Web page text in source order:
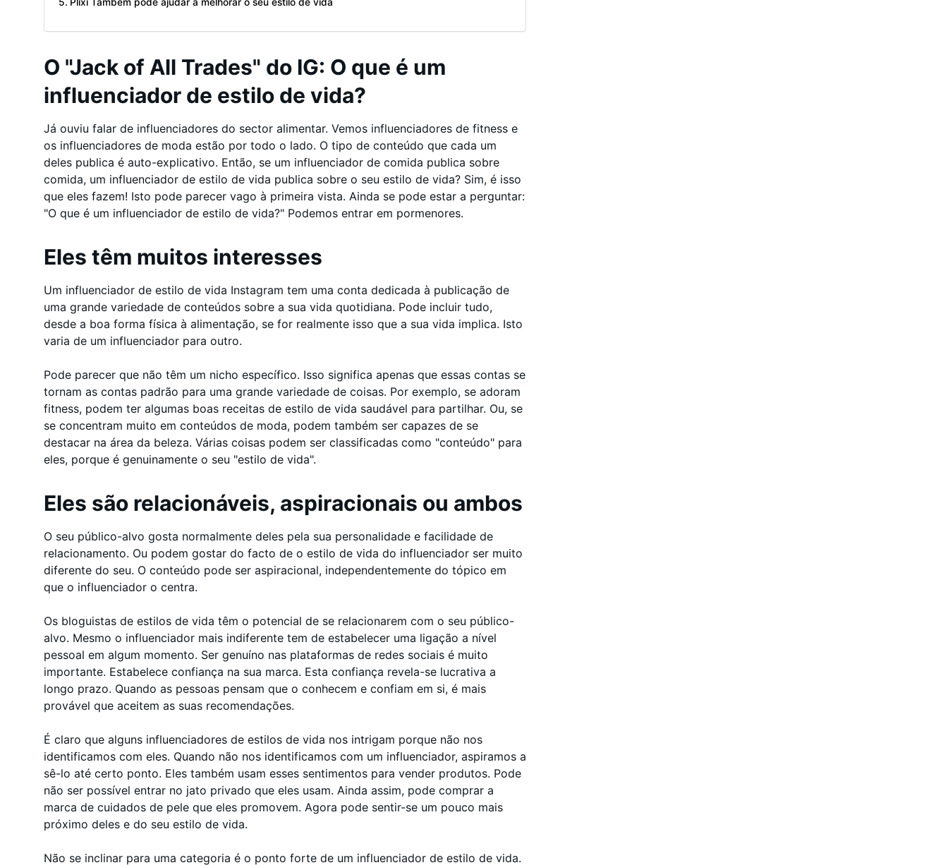
Plixi Também pode ajudar a melhorar o seu estilo de vida
O "Jack of All Trades" do IG: O que é um
influenciador de estilo de vida?
Já ouviu falar de influenciadores do sector alimentar. Vemos influenciadores de fitness e
os influenciadores de moda estão por todo o lado. O tipo de conteúdo que cada um
deles publica é auto-explicativo. Então, se um influenciador de comida publica sobre
comida, um influenciador de estilo de vida publica sobre o seu estilo de vida? Sim, é isso
que eles fazem! Isto pode parecer vago à primeira vista. Ainda se pode estar a perguntar:
"O que é um influenciador de estilo de vida?" Podemos entrar em pormenores.
Eles têm muitos interesses
Um influenciador de estilo de vida Instagram tem uma conta dedicada à publicação de
uma grande variedade de conteúdos sobre a sua vida quotidiana. Pode incluir tudo,
desde a boa forma física à alimentação, se for realmente isso que a sua vida implica. Isto
varia de um influenciador para outro.
Pode parecer que não têm um nicho específico. Isso significa apenas que essas contas se
tornam as contas padrão para uma grande variedade de coisas. Por exemplo, se adoram
fitness, podem ter algumas boas receitas de estilo de vida saudável para partilhar. Ou, se
se concentram muito em conteúdos de moda, podem também ser capazes de se
destacar na área da beleza. Várias coisas podem ser classificadas como "conteúdo" para
eles, porque é genuinamente o seu "estilo de vida".
Eles são relacionáveis, aspiracionais ou ambos
O seu público-alvo gosta normalmente deles pela sua personalidade e facilidade de
relacionamento. Ou podem gostar do facto de o estilo de vida do influenciador ser muito
diferente do seu. O conteúdo pode ser aspiracional, independentemente do tópico em
que o influenciador o centra.
Os bloguistas de estilos de vida têm o potencial de se relacionarem com o seu público-
alvo. Mesmo o influenciador mais indiferente tem de estabelecer uma ligação a nível
pessoal em algum momento. Ser genuíno nas plataformas de redes sociais é muito
importante. Estabelece confiança na sua marca. Esta confiança revela-se lucrativa a
longo prazo. Quando as pessoas pensam que o conhecem e confiam em si, é mais
provável que aceitem as suas recomendações.
É claro que alguns influenciadores de estilos de vida nos intrigam porque não nos
identificamos com eles. Quando não nos identificamos com um influenciador, aspiramos a
sê-lo até certo ponto. Eles também usam esses sentimentos para vender produtos. Pode
não ser possível entrar no jato privado que eles usam. Ainda assim, pode comprar a
marca de cuidados de pele que eles promovem. Agora pode sentir-se um pouco mais
próximo deles e do seu estilo de vida.
Não se inclinar para uma categoria é o ponto forte de um influenciador de estilo de vida.